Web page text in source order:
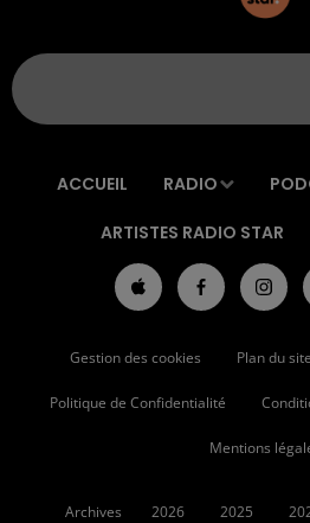
ACCUEIL RADIO
ARTISTES RADIO STAR
Gestion des cookies Plan du site
Politique de Confidentialité
Mentions
Archives 2026 2025